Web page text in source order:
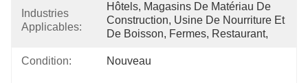
Industries
Applicables:
Hôtels, Magasins De Matériau De
Construction, Usine De Nourriture Et
De Boisson, Fermes, Restaurant,
Condition: Nouveau